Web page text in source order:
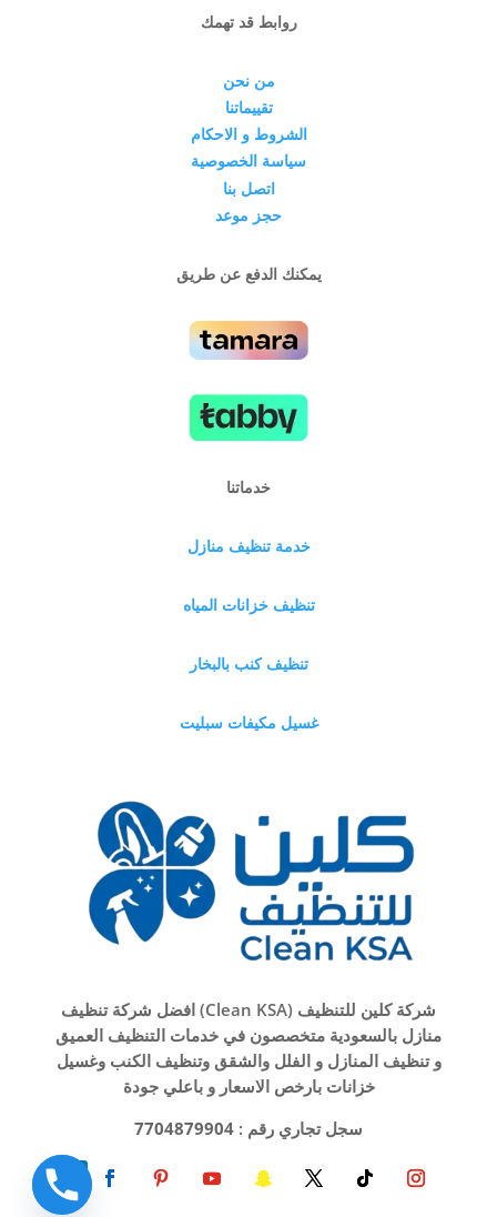
روابط قد تهمك
من نحن
تقييماتنا
الشروط و الاحكام
سياسة الخصوصية
اتصل بنا
حجز موعد
يمكنك الدفع عن طريق
خدماتنا
خدمة تنظيف منازل
تنظيف خزانات المياه
تنظيف كنب بالبخار
غسيل مكيفات سبليت
شركة كلين للتنظيف (Clean KSA) افضل شركة تنظيف
منازل بالسعودية متخصصون في خدمات التنظيف العميق
و تنظيف المنازل و الفلل والشقق وتنظيف الكنب وغسيل
خزانات بارخص الاسعار و باعلي جودة
سجل تجاري رقم : 7704879904